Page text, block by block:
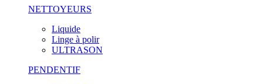
NETTOYEURS
Liquide
Linge à polir
ULTRASON
PENDENTIF